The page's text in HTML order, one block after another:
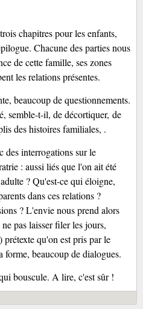
chapitres pour les enfants,
Chacune des parties nous
de cette famille, ses zones
les relations présentes.
beaucoup de questionnements.
semble-t-il, de décortiquer, de
des histoires familiales, .
des interrogations sur le
: aussi liés que l'on ait été
? Qu'est-ce qui éloigne,
dans ces relations ?
? L'envie nous prend alors
pas laisser filer les jours,
qu'on est pris par le
beaucoup de dialogues.
bouscule. A lire, c'est sûr !